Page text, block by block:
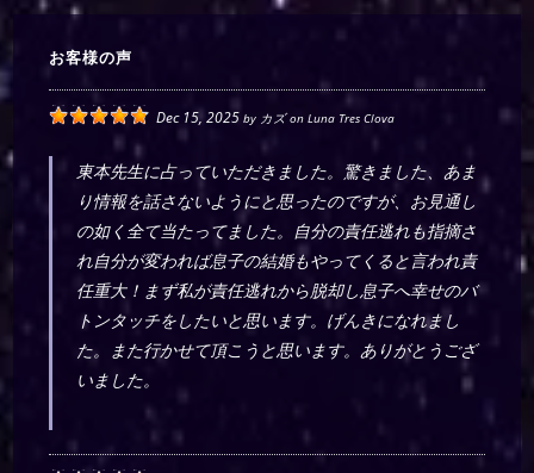
お客様の声
Dec 15, 2025 by カズonLuna Tres Clova
東本先生に占っていただきました。驚きました、あま
り情報を話さないようにと思ったのですが、お見通し
の如く全て当たってました。自分の責任逃れも指摘さ
れ自分が変われば息子の結婚もやってくると言われ責
任重大！まず私が責任逃れから脱却し息子へ幸せのバ
トンタッチをしたいと思います。げんきになれまし
た。また行かせて頂こうと思います。ありがとうござ
いました。